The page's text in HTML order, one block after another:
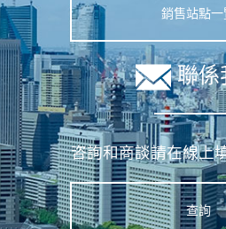
銷售站點一
聯係
咨詢和商談請在線上
查詢